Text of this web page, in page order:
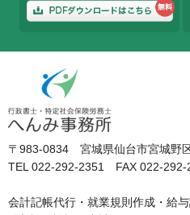
〒983-0834 宮城県仙台市宮城野
TEL 022-292-2351 FAX 022-292-
会計記帳代行・就業規則作成・給